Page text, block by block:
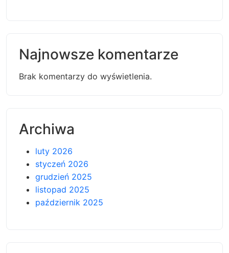
Najnowsze komentarze
Brak komentarzy do wyświetlenia.
Archiwa
luty 2026
styczeń 2026
grudzień 2025
listopad 2025
październik 2025